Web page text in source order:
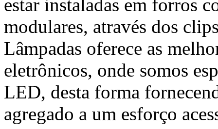
estar instaladas em forros
modulares, através dos
Lâmpadas oferece as
eletrônicos, onde somos
LED, desta forma
agregado a um esforço